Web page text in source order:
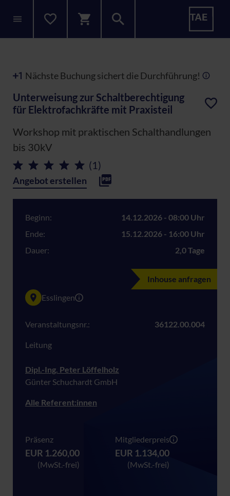
Nächste Buchung sichert die Durchführung!
Unterweisung zur Schaltberechtigung
für Elektrofachkräfte mit Praxisteil
Workshop mit praktischen Schalthandlungen
bis 30kV
(1)
Angebot erstellen
Beginn:
14.12.2026 - 08:00 Uhr
Ende:
15.12.2026 - 16:00 Uhr
Dauer:
2,0 Tage
Inhouse anfragen
Esslingen
Veranstaltungsnr.: 36122.00.004
Leitung
Dipl.-Ing. Peter Löffelholz
Günter Schuchardt GmbH
Alle Referent:innen
Präsenz
EUR 1.260,00
(MwSt.-frei)
Mitgliederpreis
EUR 1.134,00
(MwSt.-frei)